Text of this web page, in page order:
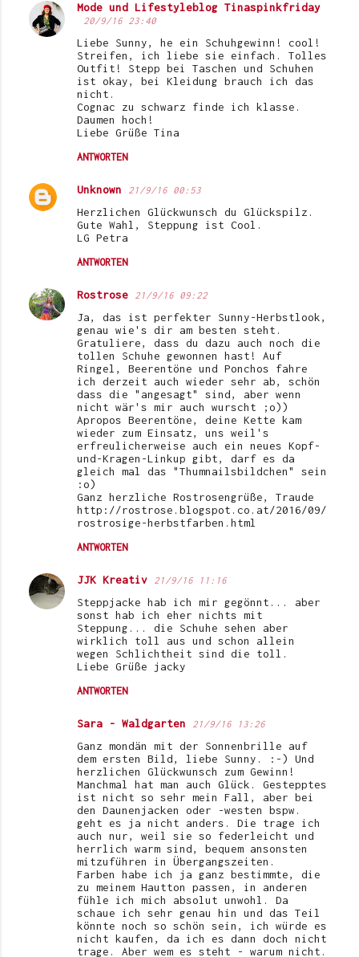
Mode und Lifestyleblog Tinaspinkfriday
20/9/16 23:40
Liebe Sunny, he ein Schuhgewinn! cool!
Streifen, ich liebe sie einfach. Tolles
Outfit! Stepp bei Taschen und Schuhen
ist okay, bei Kleidung brauch ich das
nicht.
Cognac zu schwarz finde ich klasse.
Daumen hoch!
Liebe Grüße Tina
ANTWORTEN
Unknown 21/9/16 00:53
Herzlichen Glückwunsch du Glückspilz.
Gute Wahl, Steppung ist Cool.
LG Petra
ANTWORTEN
Rostrose 21/9/16 09:22
Ja, das ist perfekter Sunny-Herbstlook,
genau wie's dir am besten steht.
Gratuliere, dass du dazu auch noch die
tollen Schuhe gewonnen hast! Auf
Ringel, Beerentöne und Ponchos fahre
ich derzeit auch wieder sehr ab, schön
dass die "angesagt" sind, aber wenn
nicht wär's mir auch wurscht ;o))
Apropos Beerentöne, deine Kette kam
wieder zum Einsatz, uns weil's
erfreulicherweise auch ein neues Kopf-
und-Kragen-Linkup gibt, darf es da
gleich mal das "Thumnailsbildchen" sein
:o)
Ganz herzliche Rostrosengrüße, Traude
http://rostrose.blogspot.co.at/2016/09/
rostrosige-herbstfarben.html
ANTWORTEN
JJK Kreativ 21/9/16 11:16
Steppjacke hab ich mir gegönnt... aber
sonst hab ich eher nichts mit
Steppung... die Schuhe sehen aber
wirklich toll aus und schon allein
wegen Schlichtheit sind die toll.
Liebe Grüße jacky
ANTWORTEN
Sara - Waldgarten 21/9/16 13:26
Ganz mondän mit der Sonnenbrille auf
dem ersten Bild, liebe Sunny. :-) Und
herzlichen Glückwunsch zum Gewinn!
Manchmal hat man auch Glück. Gestepptes
ist nicht so sehr mein Fall, aber bei
den Daunenjacken oder -westen bspw.
geht es ja nicht anders. Die trage ich
auch nur, weil sie so federleicht und
herrlich warm sind, bequem ansonsten
mitzuführen in Übergangszeiten.
Farben habe ich ja ganz bestimmte, die
zu meinem Hautton passen, in anderen
fühle ich mich absolut unwohl. Da
schaue ich sehr genau hin und das Teil
könnte noch so schön sein, ich würde es
nicht kaufen, da ich es dann doch nicht
trage. Aber wem es steht - warum nicht.